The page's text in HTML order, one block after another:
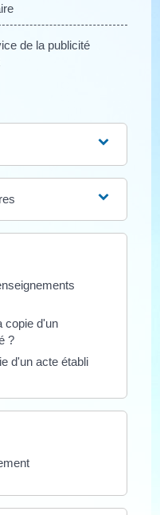
de la publicité
copie d'un
?
d'un acte établi